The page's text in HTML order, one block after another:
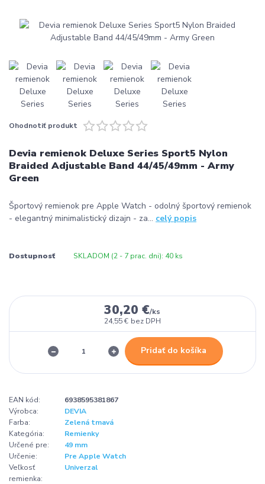
Ohodnotiť produkt
Devia remienok Deluxe Series Sport5 Nylon
Braided Adjustable Band 44/45/49mm - Army
Green
Športový remienok pre Apple Watch - odolný športový remienok
- elegantný minimalistický dizajn - za... celý popis
Dostupnosť SKLADOM (2 - 7 prac. dni): 40 ks
30,20 €/ks
24,55 € bez DPH
Pridať do košíka
EAN kód:
6938595381867
Výrobca:
DEVIA
Farba:
Zelená tmavá
Kategória:
Remienky
Určené pre:
49 mm
Určenie:
Pre Apple Watch
Veľkosť
remienka:
Univerzal